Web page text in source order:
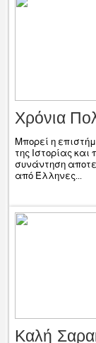
Χρόνια
Μπορεί η
της Ιστορίας
συνάντηση
από Έλληνες...
Καλή